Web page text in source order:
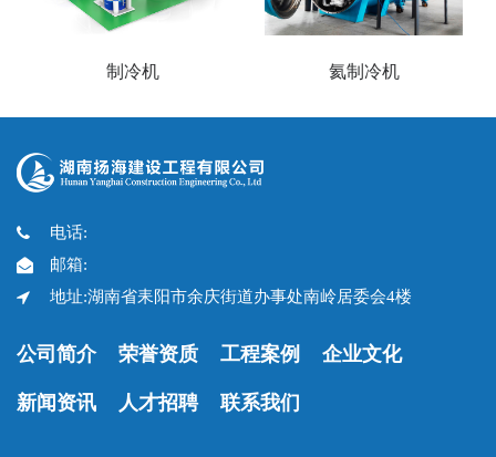
制冷机 氦制冷机
电话:
邮箱:
地址:湖南省耒阳市余庆街道办事处南岭居委会4楼
公司简介 荣誉资质 工程案例 企业文化
新闻资讯 人才招聘 联系我们